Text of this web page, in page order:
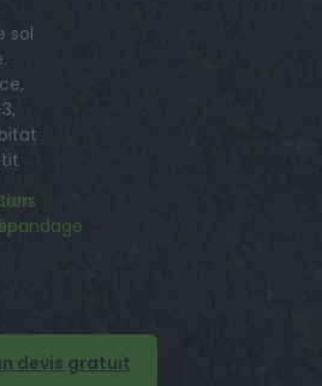
sol
devis gratuit